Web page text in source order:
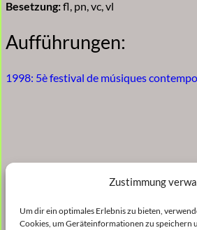
Zustimmung
Um dir ein optimales Erlebnis zu bieten,
Cookies, um Geräteinformationen zu speichern
Besetzung:fl, pn, vc, vl
Aufführungen:
1998: 5è festival de músiques